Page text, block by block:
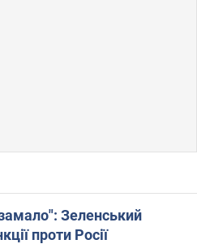
Зеленський
проти Росії